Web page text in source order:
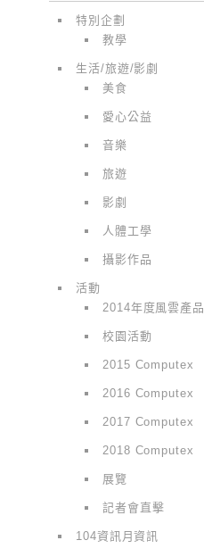
特別企劃
教學
生活/旅遊/影劇
美食
愛心公益
音樂
旅遊
影劇
人體工學
攝影作品
活動
2014年度風雲產品
校園活動
2015 Computex
2016 Computex
2017 Computex
2018 Computex
展覽
記者會直擊
104資訊月資訊